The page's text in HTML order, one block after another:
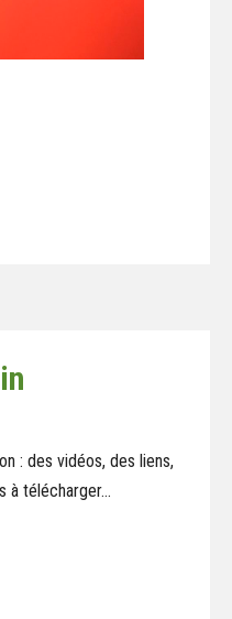
: des vidéos, des liens,
à télécharger...